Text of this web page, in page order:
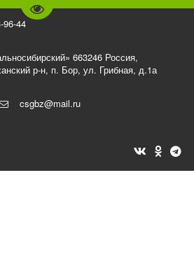
Перейти на версию для
96-44
663246 Россия,
р-н, п. Бор, ул. Грибная, д.1а
csgbz@mail.ru